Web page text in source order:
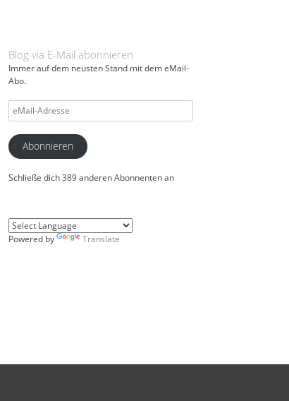
Blog via E-Mail abonnieren
Immer auf dem neusten Stand mit dem eMail-
Abo.
eMail-
Adresse
Abonnieren
Schließe dich 389 anderen Abonnenten an
Powered by Translate